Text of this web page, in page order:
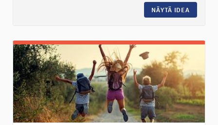
NÄYTÄ IDEA